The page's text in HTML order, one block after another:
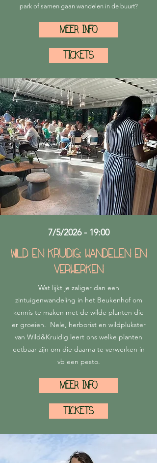
park of samen gaan wandelen in de buurt?
MEER INFO
TICKETS
7/5/2026 - 19:00
Wild en kruidig: wandelen en
verwerken
Wat lijkt je zaliger dan een
zintuigenwandeling in het Beukenhof om
kennis te maken met de wilde planten die
er groeien. Nele, herborist en wildplukster
van Wild&Kruidig leert ons welke planten
eetbaar zijn om die daarna te verwerken in
vb een pesto.
MEER INFO
TICKETS